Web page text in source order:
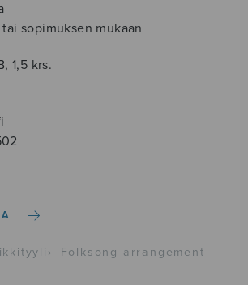
sopimuksen mukaan
1,5 krs.
› Folksong arrangement